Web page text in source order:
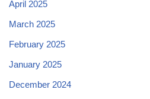
April 2025
March 2025
February 2025
January 2025
December 2024